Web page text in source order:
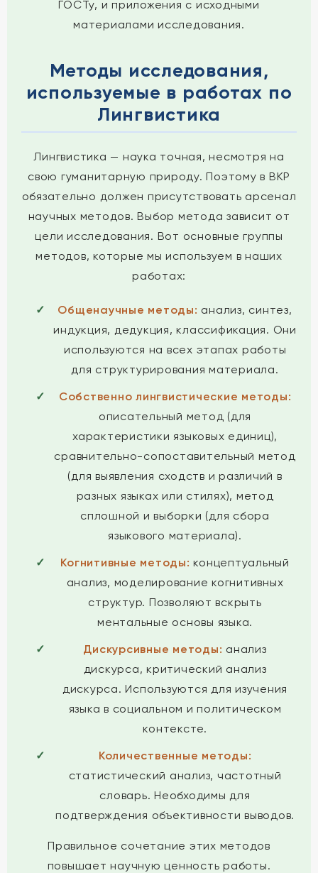
ГОСТу, и приложения с исходными
материалами исследования.
Методы исследования,
используемые в работах по
Лингвистика
Лингвистика — наука точная, несмотря на
свою гуманитарную природу. Поэтому в ВКР
обязательно должен присутствовать арсенал
научных методов. Выбор метода зависит от
цели исследования. Вот основные группы
методов, которые мы используем в наших
работах:
Общенаучные методы: анализ, синтез,
индукция, дедукция, классификация. Они
используются на всех этапах работы
для структурирования материала.
Собственно лингвистические методы:
описательный метод (для
характеристики языковых единиц),
сравнительно-сопоставительный метод
(для выявления сходств и различий в
разных языках или стилях), метод
сплошной и выборки (для сбора
языкового материала).
Когнитивные методы: концептуальный
анализ, моделирование когнитивных
структур. Позволяют вскрыть
ментальные основы языка.
Дискурсивные методы: анализ
дискурса, критический анализ
дискурса. Используются для изучения
языка в социальном и политическом
контексте.
Количественные методы:
статистический анализ, частотный
словарь. Необходимы для
подтверждения объективности выводов.
Правильное сочетание этих методов
повышает научную ценность работы.